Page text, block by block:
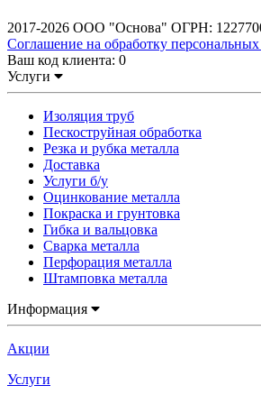
2017-2026 ООО "Основа" ОГРН:
Соглашение на обработку
Ваш код клиента: 0
Услуги
Изоляция труб
Пескоструйная обработка
Резка и рубка металла
Доставка
Услуги б/у
Оцинкование металла
Покраска и грунтовка
Гибка и вальцовка
Сварка металла
Перфорация металла
Штамповка металла
Информация
Акции
Услуги